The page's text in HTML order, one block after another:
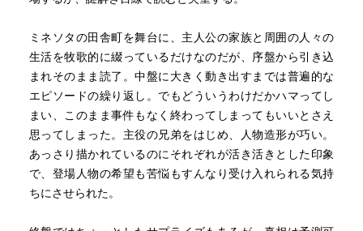
ー賞）を受賞、さらにバリー賞・マカヴィティ賞・アンソ
ニー賞と続けざまに受賞し四冠に輝くことになる。
なんと言ってもこの作品の魅力は、1961年に生きる12歳
の少年を主人公にした作品世界がとても魅力ある登場人物
たちと時代背景によって構築されていることだろう。2歳年
下の純粋な正義感に溢れた吃音の弟、音楽の才能に恵まれ
た年頃の美しい姉、大戦の傷を引きずる教会神父の父に、
川にかかる鉄道線路を渡る二人の兄弟の姿があまりにもみ
ミネソタの田舎町を舞台に、主人公の家族と周囲の人々の
生活を牧歌的に綴っているだけなのだが、序盤から引き込
まれそのまま読了。中盤に大きく動き出すまでは普遍的な
エピソードの繰り返し。でもどういうわけだかハマってし
まい、このまま事件もなく終わってしまってもいいとさえ
思ってしまった。主役の兄弟をはじめ、人物造形が巧い。
あっさり描かれているのにそれぞれが活き活きとした印象
で、登場人物の希望も苦悩もすんなり受け入れられる気持
ちにさせられた。